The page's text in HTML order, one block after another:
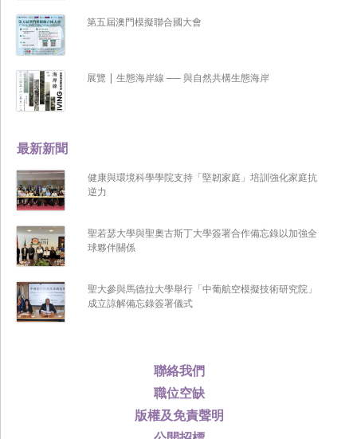
聯絡我們
職位空缺
版權及免責聲明
最新新聞
健康與環境科學學院支持「堅韌家庭」培訓強化家庭抗
逆力
聖若瑟大學與聖奧古斯丁大學簽署合作備忘錄以加強全
球夥伴關係
聖大參與馬德拉大學舉行「中葡航空模擬技術研究院」
成立諒解備忘錄簽署儀式
第五屆澳門模擬聯合國大會
展覽 | 生態海岸線 ── 與自然共構生態海岸